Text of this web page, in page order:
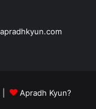
|
Apradh Kyun?